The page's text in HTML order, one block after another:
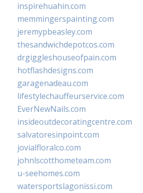
inspirehuahin.com
memmingerspainting.com
jeremypbeasley.com
thesandwichdepotcos.com
drgiggleshouseofpain.com
hotflashdesigns.com
garagenadeau.com
lifestylechauffeurservice.com
EverNewNails.com
insideoutdecoratingcentre.com
salvatoresinpoint.com
jovialfloralco.com
johnlscotthometeam.com
u-seehomes.com
watersportslagonissi.com